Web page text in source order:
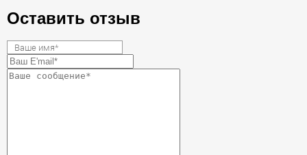
Оставить отзыв